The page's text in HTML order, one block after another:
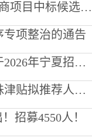
固原市出租车905车载设备供应商项目中标候选人公示
项整治的通告
自治区人民政府征兵办公室关于2026年宁夏招收定向培养军士的通告
固原一人！2026年享受政府特殊津贴拟推荐人选公示
招募4550人！